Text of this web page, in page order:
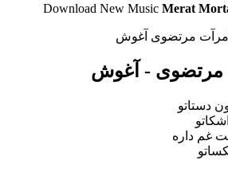
Download New Music Merat
مرتضوی - آغوش
دستاتو
غم داره